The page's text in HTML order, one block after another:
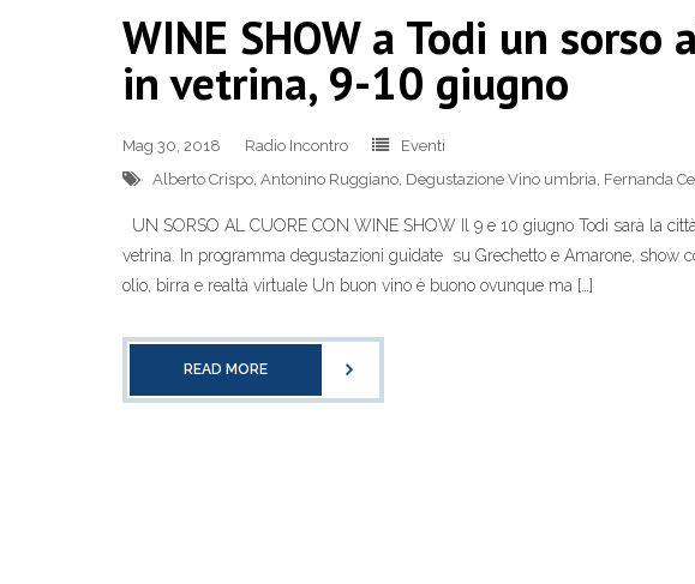
WINE SHOW a Todi un
in vetrina, 9-10 giugno
Mag 30, 2018 Radio Incontro
Eventi
Alberto Crispo, Antonino Ruggiano, Degustazione Vino umbria, Fernanda
UN SORSO AL CUORE CON WINE SHOW Il 9 e 10 giugno Todi sarà la
vetrina. In programma degustazioni guidate su Grechetto e Amarone, show
olio, birra e realtà virtuale Un buon vino è buono ovunque ma […]
READ MORE